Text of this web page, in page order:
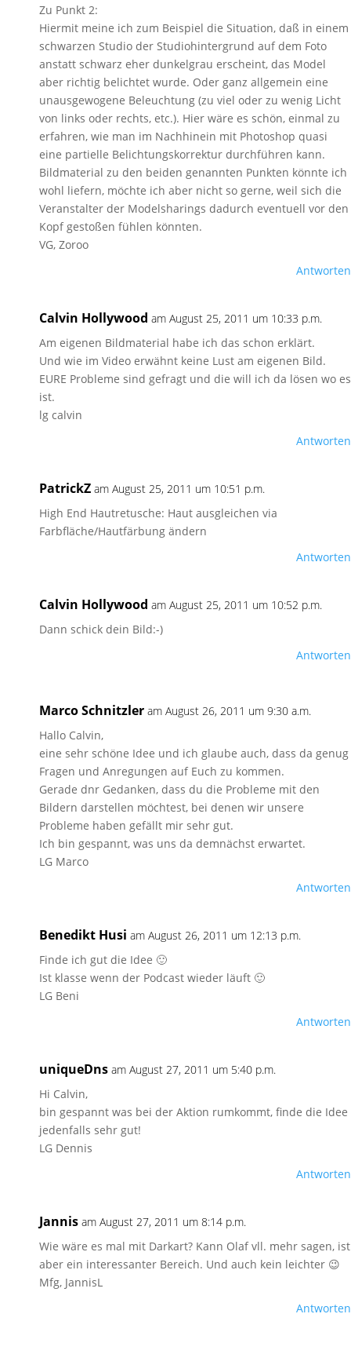
Zu Punkt 2:
Hiermit meine ich zum Beispiel die Situation, daß in einem
schwarzen Studio der Studiohintergrund auf dem Foto
anstatt schwarz eher dunkelgrau erscheint, das Model
aber richtig belichtet wurde. Oder ganz allgemein eine
unausgewogene Beleuchtung (zu viel oder zu wenig Licht
von links oder rechts, etc.). Hier wäre es schön, einmal zu
erfahren, wie man im Nachhinein mit Photoshop quasi
eine partielle Belichtungskorrektur durchführen kann.
Bildmaterial zu den beiden genannten Punkten könnte ich
wohl liefern, möchte ich aber nicht so gerne, weil sich die
Veranstalter der Modelsharings dadurch eventuell vor den
Kopf gestoßen fühlen könnten.
VG, Zoroo
Antworten
Calvin Hollywood am August 25, 2011 um 10:33 p.m.
Am eigenen Bildmaterial habe ich das schon erklärt.
Und wie im Video erwähnt keine Lust am eigenen Bild.
EURE Probleme sind gefragt und die will ich da lösen wo es
ist.
lg calvin
Antworten
PatrickZ am August 25, 2011 um 10:51 p.m.
High End Hautretusche: Haut ausgleichen via
Farbfläche/Hautfärbung ändern
Antworten
Calvin Hollywood am August 25, 2011 um 10:52 p.m.
Dann schick dein Bild:-)
Antworten
Marco Schnitzler am August 26, 2011 um 9:30 a.m.
Hallo Calvin,
eine sehr schöne Idee und ich glaube auch, dass da genug
Fragen und Anregungen auf Euch zu kommen.
Gerade dnr Gedanken, dass du die Probleme mit den
Bildern darstellen möchtest, bei denen wir unsere
Probleme haben gefällt mir sehr gut.
Ich bin gespannt, was uns da demnächst erwartet.
LG Marco
Antworten
Benedikt Husi am August 26, 2011 um 12:13 p.m.
Finde ich gut die Idee 🙂
Ist klasse wenn der Podcast wieder läuft 🙂
LG Beni
Antworten
uniqueDns am August 27, 2011 um 5:40 p.m.
Hi Calvin,
bin gespannt was bei der Aktion rumkommt, finde die Idee
jedenfalls sehr gut!
LG Dennis
Antworten
Jannis am August 27, 2011 um 8:14 p.m.
Wie wäre es mal mit Darkart? Kann Olaf vll. mehr sagen, ist
aber ein interessanter Bereich. Und auch kein leichter 😉
Mfg, JannisL
Antworten